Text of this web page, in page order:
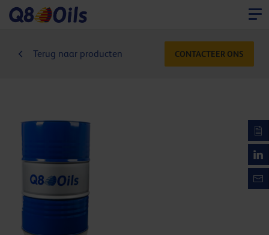
Terug naar producten CONTACTEER ONS